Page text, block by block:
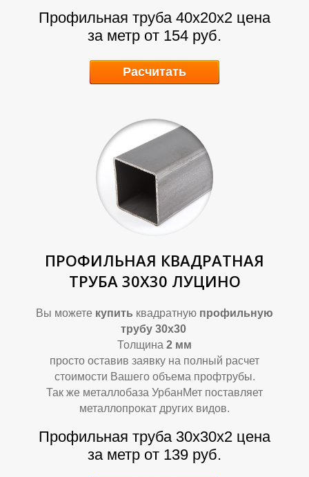
А
Профильная труба 40х20х2 цена
за метр от 154 руб.
Расчитать
ПРОФИЛЬНАЯ КВАДРАТНАЯ
ТРУБА 30Х30 ЛУЦИНО
Вы можете купить квадратную профильную
трубу 30х30
Толщина 2 мм
просто оставив заявку на полный расчет
стоимости Вашего объема профтрубы.
Так же металлобаза УрбанМет поставляет
металлопрокат других видов.
Профильная труба 30х30х2 цена
за метр от 139 руб.
А